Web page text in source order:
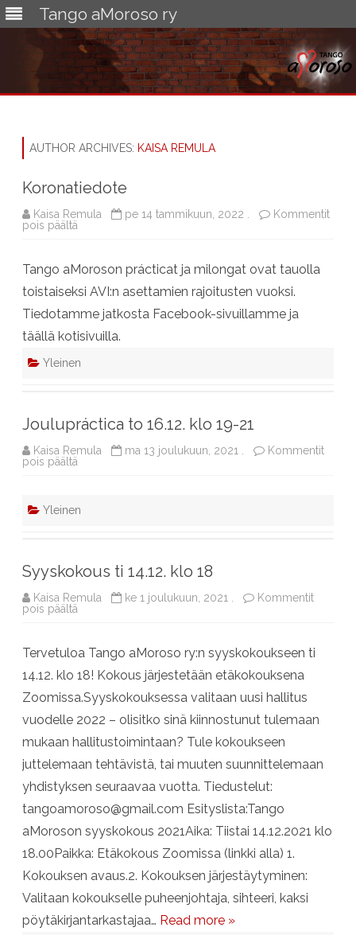
Tango aMoroso ry
AUTHOR ARCHIVES: KAISA REMULA
Koronatiedote
Kaisa Remula pe 14 tammikuun, 2022 .
Kommentit
pois päältä artikkelissa
Tango aMoroson prácticat ja milongat ovat tauolla
toistaiseksi AVI:n asettamien rajoitusten vuoksi.
Tiedotamme jatkosta Facebook-sivuillamme ja
täällä kotisivuilla.
Yleinen
Joulupráctica to 16.12. klo 19-21
Kaisa Remula ma 13 joulukuun, 2021 .
Kommentit
pois päältä
klo
19-
Yleinen
Syyskokous ti 14.12. klo 18
Kaisa Remula ke 1 joulukuun, 2021 .
Kommentit
pois päältä
klo
Tervetuloa Tango aMoroso ry:n syyskokoukseen ti
14.12. klo 18! Kokous järjestetään etäkokouksena
Zoomissa.Syyskokouksessa valitaan uusi hallitus
vuodelle 2022 – olisitko sinä kiinnostunut tulemaan
mukaan hallitustoimintaan? Tule kokoukseen
juttelemaan tehtävistä, tai muuten suunnittelemaan
yhdistyksen seuraavaa vuotta. Tiedustelut:
tangoamoroso@gmail.com Esityslista:Tango
aMoroson syyskokous 2021Aika: Tiistai 14.12.2021 klo
18.00Paikka: Etäkokous Zoomissa (linkki alla) 1.
Kokouksen avaus.2. Kokouksen järjestäytyminen:
Valitaan kokoukselle puheenjohtaja, sihteeri, kaksi
pöytäkirjantarkastajaa… Read more »